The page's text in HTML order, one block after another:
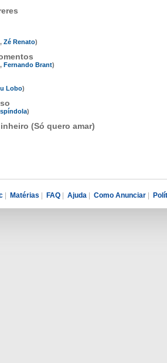
, Zé Renato)
, Fernando Brant)
Lobo)
)
(Só quero amar)
Matérias FAQ Ajuda Como Anunciar